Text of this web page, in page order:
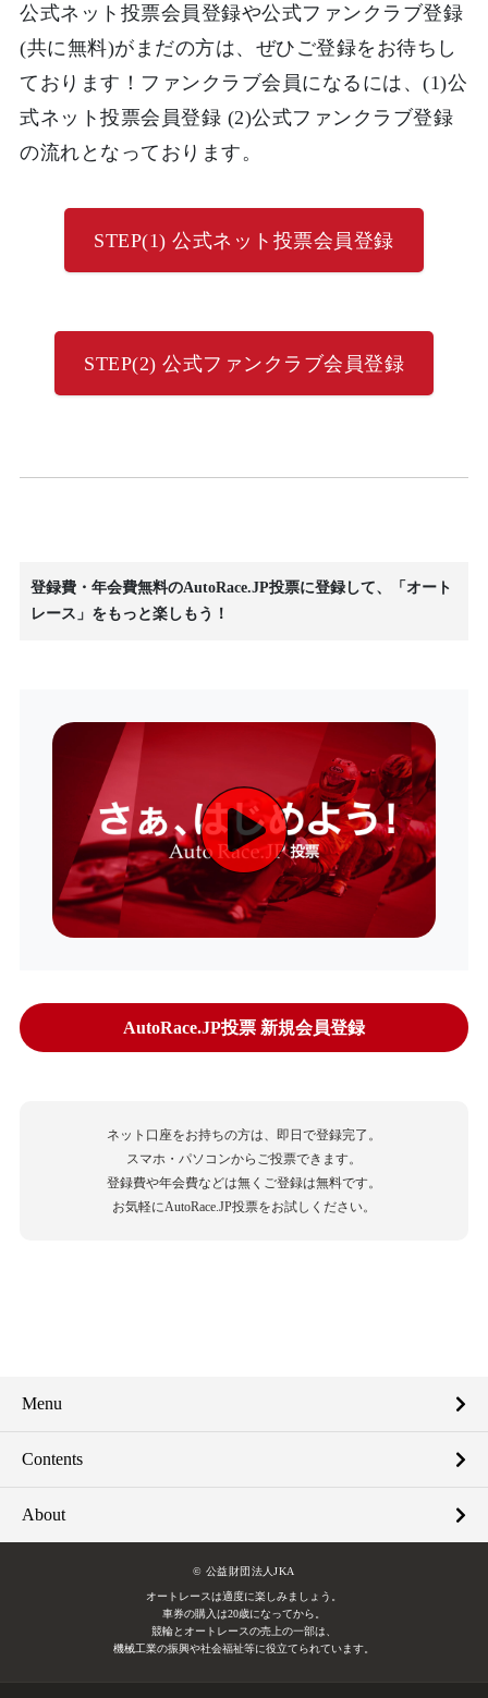
公式ネット投票会員登録や公式ファンクラブ登録
(共に無料)がまだの方は、ぜひご登録をお待ちし
ております！ファンクラブ会員になるには、(1)公
式ネット投票会員登録 (2)公式ファンクラブ登録
の流れとなっております。
STEP(1) 公式ネット投票会員登録
STEP(2) 公式ファンクラブ会員登録
登録費・年会費無料のAutoRace.JP投票に登録して、「オート
レース」をもっと楽しもう！
AutoRace.JP投票 新規会員登録
ネット口座をお持ちの方は、即日で登録完了。
スマホ・パソコンからご投票できます。
登録費や年会費などは無くご登録は無料です。
お気軽にAutoRace.JP投票をお試しください。
Menu
Contents
About
© 公益財団法人JKA
オートレースは適度に楽しみましょう。
車券の購入は20歳になってから。
競輪とオートレースの売上の一部は、
機械工業の振興や社会福祉等に役立てられています。